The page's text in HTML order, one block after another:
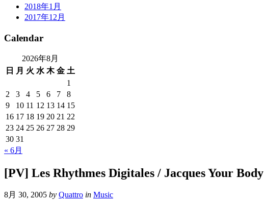
2018年1月
2017年12月
Calendar
2026年8月
日
月 火 水 木 金 土
1
2
3 4 5 6 7
8
9
10 11 12 13 14 15
16 17 18 19 20 21 22
23 24 25 26 27 28 29
30 31
« 6月
[PV] Les Rhythmes Digitales / Jacques Your Body
8月 30, 2005 by Quattro in Music